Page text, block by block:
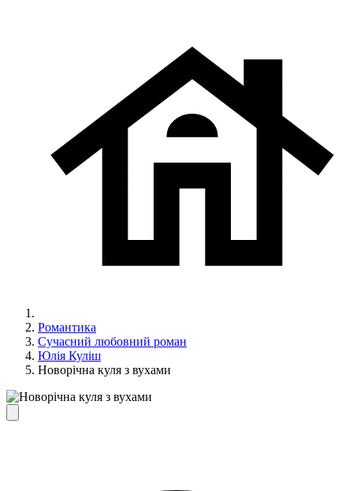
Романтика
Сучасний любовний роман
Юлія Куліш
Новорічна куля з вухами